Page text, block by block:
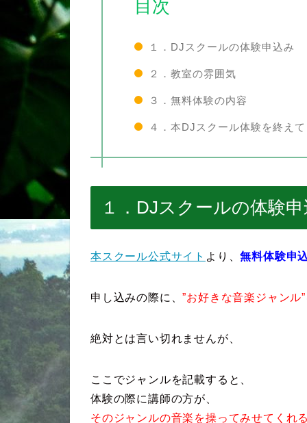
目次
１．DJスクールの体験申込み
２．教室の雰囲気
３．無料体験の内容
４．本DJスクール体験を終えて
１．DJスクールの体験
本スクール公式サイト より、無料体験申
申し込みの際に、”お好きな音楽ジャンル”
絶対とは言い切れませんが、
ここでジャンルを記載すると、
体験の際に講師の方が、
そのジャンルの音楽を操ってみせてくれ